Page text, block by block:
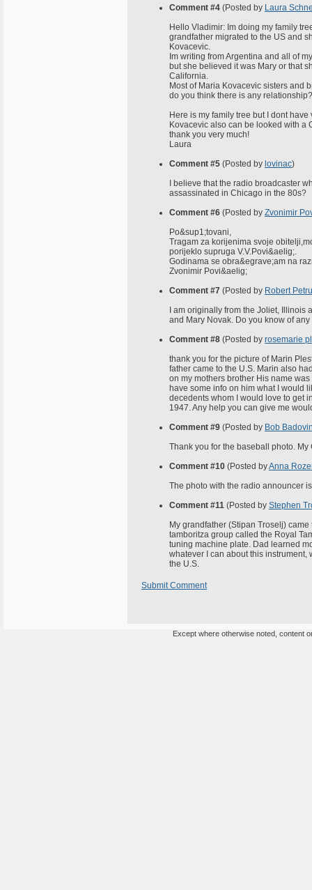
Comment #4 (Posted by Laura
Hello Vladimir: Im doing my family
grandfather migrated to the US and
Kovacevic.
Im writing from Argentina and all of
but she believed it was Mary or that
California.
Most of Maria Kovacevic sisters and
do you think there is any relationship?
Here is my family tree but I dont
Kovacevic also can be looked with a
thank you very much!
Laura
Comment #5 (Posted by lovinac)
I believe that the radio broadcaster
assassinated in Chicago in the 80s?
Comment #6 (Posted by Zvonimir
Po&sup1;tovani,
Tragam za korijenima svoje
porijeklo supruga V.V.Povi&aelig;.
Godinama se obra&egrave;am na
Zvonimir Povi&aelig;
Comment #7 (Posted by Robert
I am originally from the Joliet,
and Mary Novak. Do you know of
Comment #8 (Posted by rosemarie
thank you for the picture of Marin
father came to the U.S. Marin also
on my mothers brother His name
have some info on him what I would
decedents whom I would love to get
1947. Any help you can give me
Comment #9 (Posted by Bob
Thank you for the baseball photo.
Comment #10 (Posted byAnna
The photo with the radio announcer
Comment #11 (Posted by Stephen
My grandfather (Stipan Troselj)
tamboritza group called the Royal
tuning machine plate. Dad learned
whatever I can about this
the U.S.
Submit Comment
Except where otherwise noted, content